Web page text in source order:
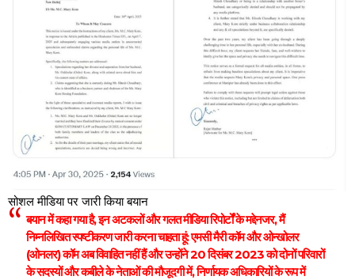
सोशल मीडिया पर जारी किया बयान
बयान में कहा गया है, इन अटकलों और गलत मीडिया रिपोर्टों के मद्देनजर, मैं
निम्नलिखित स्पष्टीकरण जारी करना चाहता हूं: एमसी मैरी कॉम और ओन्खोलर
(ओनलर) कॉम अब विवाहित नहीं हैं और उन्होंने 20 दिसंबर 2023 को दोनों परिवारों
के सदस्यों और कबीले के नेताओं की मौजूदगी में, निर्णायक अधिकारियों के रूप में